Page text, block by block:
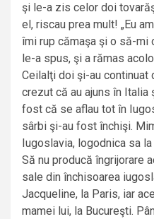
şi le-a zis celor doi
el, riscau prea mult! „Eu
îmi rup cămaşa şi o să-mi
le-a spus, şi a rămas
Ceilalţi doi şi-au continuat
crezut că au ajuns în Italia
fost că se aflau tot în
sârbi şi-au fost închişi.
Iugoslavia, logodnica sa
Să nu producă îngrijorare
sale din închisoarea
Jacqueline, la Paris, iar
mamei lui, la Bucureşti.